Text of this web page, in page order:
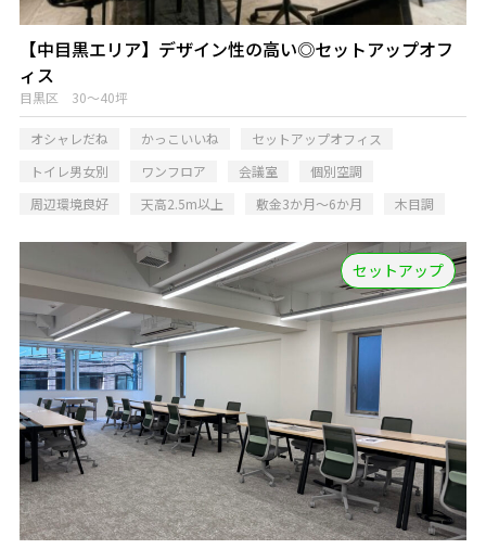
【中目黒エリア】デザイン性の高い◎セットアップオフ
ィス
目黒区 30～40坪
オシャレだね かっこいいね
セットアップオフィス
トイレ男女別
ワンフロア 会議室
個別空調
周辺環境良好
天高2.5m以上 敷金3か月～6か月 木目調
セットアップ